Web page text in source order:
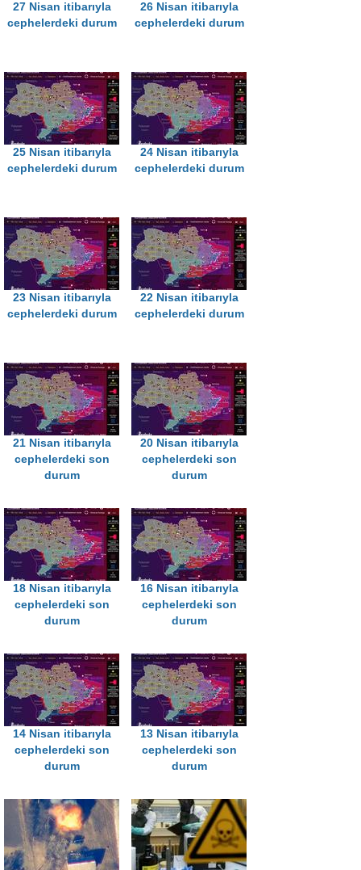
27 Nisan itibarıyla
cephelerdeki durum
26 Nisan itibarıyla
cephelerdeki durum
25 Nisan itibarıyla
cephelerdeki durum
24 Nisan itibarıyla
cephelerdeki durum
23 Nisan itibarıyla
cephelerdeki durum
22 Nisan itibarıyla
cephelerdeki durum
21 Nisan itibarıyla
cephelerdeki son
durum
20 Nisan itibarıyla
cephelerdeki son
durum
18 Nisan itibarıyla
cephelerdeki son
durum
16 Nisan itibarıyla
cephelerdeki son
durum
14 Nisan itibarıyla
cephelerdeki son
durum
13 Nisan itibarıyla
cephelerdeki son
durum